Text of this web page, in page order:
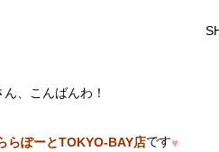
ん、こんばんわ！
らぽーとTOKYO-BAY店です♥